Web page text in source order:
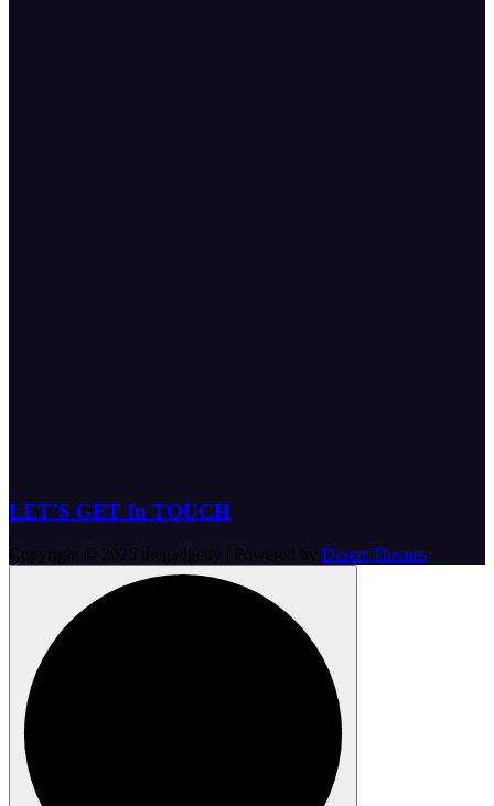
LET’S GET In TOUCH
Copyright © 2026 thegadgetly | Powered by Desert Themes